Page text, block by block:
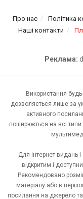
Про нас Політика
Наші контакти
Реклама:
Використання
дозволяється лише за
активного
поширюється на всі типи
Для інтернет-видань
відкритим і
Рекомендовано
матеріалу або в
посилання на джерело та